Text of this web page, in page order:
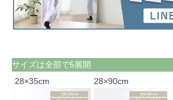
サイズは全部で5展開
28×35cm
28×90cm